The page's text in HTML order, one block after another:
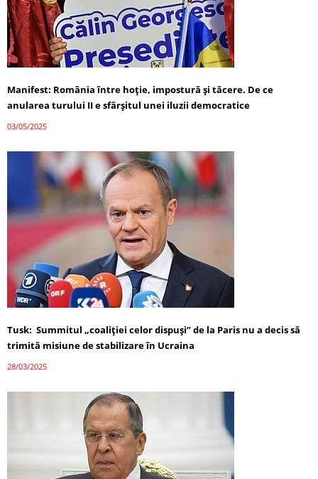
Manifest: România între hoție, impostură și tăcere. De ce
anularea turului II e sfârșitul unei iluzii democratice
03/05/2025
Tusk: Summitul „coaliției celor dispuși” de la Paris nu a decis să
trimită misiune de stabilizare în Ucraina
28/03/2025